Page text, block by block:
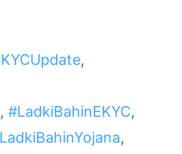
,
, #LadkiBahinEKYC,
,